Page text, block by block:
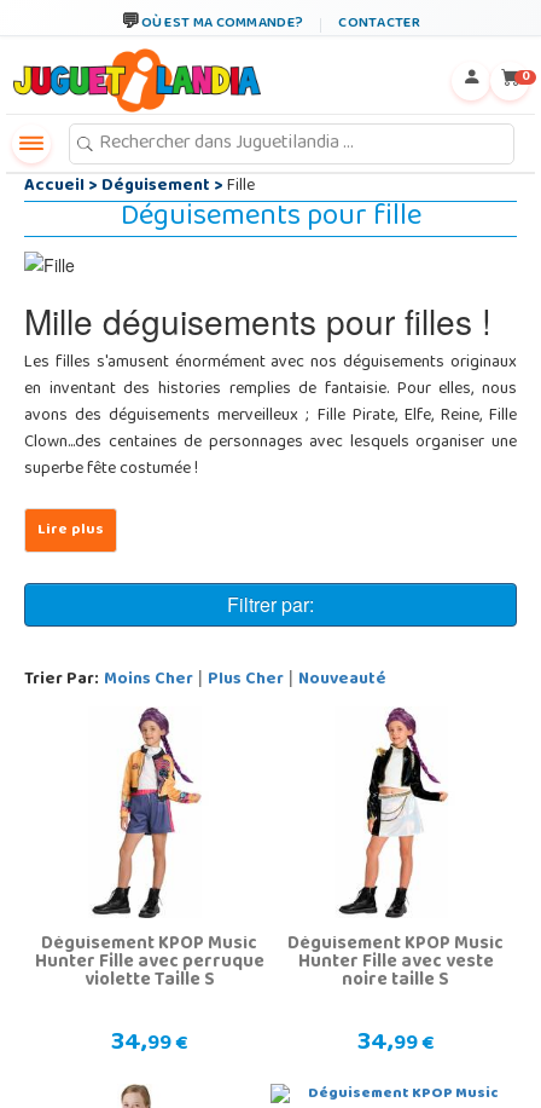
OÙ EST MA COMMANDE? CONTACTER
0
Accueil>Déguisement>Fille
Déguisements pour fille
Mille déguisements pour filles !
Les filles s'amusent énormément avec nos déguisements originaux
en inventant des histories remplies de fantaisie. Pour elles, nous
avons des déguisements merveilleux ; Fille Pirate, Elfe, Reine, Fille
Clown...des centaines de personnages avec lesquels organiser une
superbe fête costumée !
Filtrer par:
Trier Par: Moins Cher | Plus Cher | Nouveauté
Déguisement KPOP Music
Hunter Fille avec perruque
violette Taille S
34,99 €
Déguisement KPOP Music
Hunter Fille avec veste
noire taille S
34,99 €